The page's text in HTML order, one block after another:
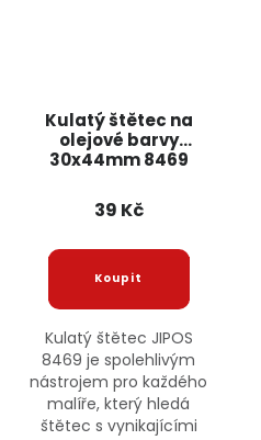
Kulatý štětec na
olejové barvy
30x44mm 8469
39 Kč
Kulatý štětec JIPOS
8469 je spolehlivým
nástrojem pro každého
malíře, který hledá
štětec s vynikajícími